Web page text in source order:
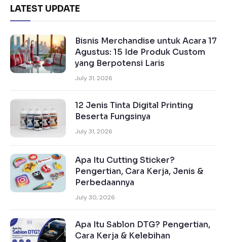
LATEST UPDATE
Bisnis Merchandise untuk Acara 17
Agustus: 15 Ide Produk Custom
yang Berpotensi Laris
July 31, 2026
12 Jenis Tinta Digital Printing
Beserta Fungsinya
July 31, 2026
Apa Itu Cutting Sticker?
Pengertian, Cara Kerja, Jenis &
Perbedaannya
July 30, 2026
Apa Itu Sablon DTG? Pengertian,
Cara Kerja & Kelebihan